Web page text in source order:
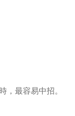
，最容易中招。